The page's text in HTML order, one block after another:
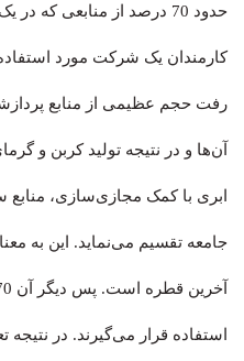
حدود 70 درصد از منابعی
کارمندان یک شرکت مورد استفاده
رفت حجم عظیمی از منابع
آن‌ها و در نتیجه تولید کربن و
ابری با کمک مجازی‌سازی، منابع
جامعه تقسیم می‌نماید. این به
استفاده قرار می‌گیرند. در